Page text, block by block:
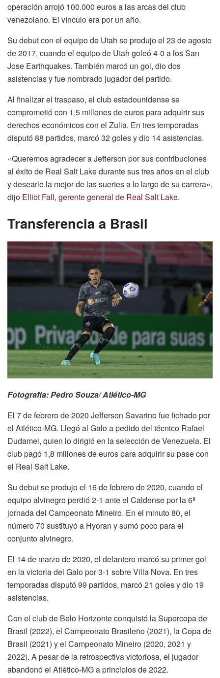
operación arrojó 100.000 euros a las arcas del club
venezolano. El vínculo era por un año.
Su debut con el equipo de Utah se produjo el 23 de agosto
de 2017, cuando el equipo de Utah goleó 4-0 a los San
Jose Earthquakes. También marcó un gol, dio dos
asistencias y fue nombrado jugador del partido.
Al finalizar el traspaso, el club estadounidense se
comprometió con 1,5 millones de euros para adquirir sus
derechos económicos con el Zulia. En tres temporadas
disputó 88 partidos, marcó 32 goles y dio 14 asistencias.
«Queremos agradecer a Jefferson por sus contribuciones
al éxito de Real Salt Lake durante sus tres años en el club
y desearle la mejor de las suertes a lo largo de su carrera»,
dijo Elliot Fall, gerente general de Real Salt Lake.
Transferencia a Brasil
Fotografia: Pedro Souza/ Atlético-MG
El 7 de febrero de 2020 Jefferson Savarino fue fichado por
el Atlético-MG. Llegó al Galo a pedido del técnico Rafael
Dudamel, quien lo dirigió en la selección de Venezuela. El
club pagó 1,8 millones de euros para adquirir su pase con
el Real Salt Lake.
Su debut se produjo el 16 de febrero de 2020, cuando el
equipo alvinegro perdió 2-1 ante el Caldense por la 6ª
jornada del Campeonato Mineiro. En el minuto 80, el
número 70 sustituyó a Hyoran y sumó poco para el
conjunto alvinegro.
El 14 de marzo de 2020, el delantero marcó su primer gol
en la victoria del Galo por 3-1 sobre Villa Nova. En tres
temporadas disputó 99 partidos, marcó 21 goles y dio 19
asistencias.
Con el club de Belo Horizonte conquistó la Supercopa de
Brasil (2022), el Campeonato Brasileño (2021), la Copa de
Brasil (2021) y el Campeonato Mineiro (2020, 2021 y
2022). A pesar de la retrospectiva victoriosa, el jugador
abandonó el Atlético-MG a principios de 2022.